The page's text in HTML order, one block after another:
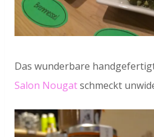
Das wunderbare
Salon Nougatschmeckt